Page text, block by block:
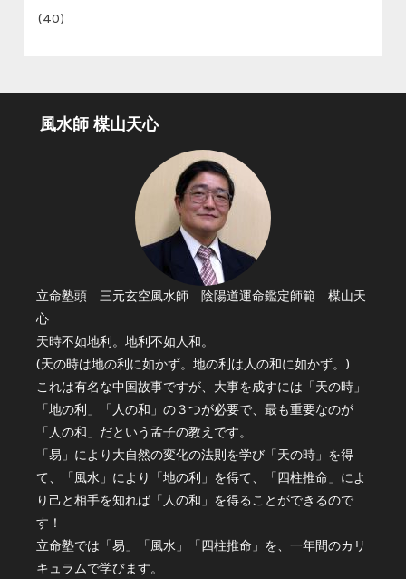
(40)
風水師 楳山天心
立命塾頭 三元玄空風水師 陰陽道運命鑑定師範 楳山天
心
天時不如地利。地利不如人和。
(天の時は地の利に如かず。地の利は人の和に如かず。)
これは有名な中国故事ですが、大事を成すには「天の時」
「地の利」「人の和」の３つが必要で、最も重要なのが
「人の和」だという孟子の教えです。
「易」により大自然の変化の法則を学び「天の時」を得
て、「風水」により「地の利」を得て、「四柱推命」によ
り己と相手を知れば「人の和」を得ることができるので
す！
立命塾では「易」「風水」「四柱推命」を、一年間のカリ
キュラムで学びます。